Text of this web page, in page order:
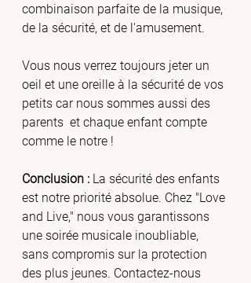
combinaison parfaite de la musique,
de la sécurité, et de l'amusement.
Vous nous verrez toujours jeter un
oeil et une oreille à la sécurité de vos
petits car nous sommes aussi des
parents  et chaque enfant compte
comme le notre !
Conclusion : La sécurité des enfants
est notre priorité absolue. Chez "Love
and Live," nous vous garantissons
une soirée musicale inoubliable,
sans compromis sur la protection
des plus jeunes. Contactez-nous